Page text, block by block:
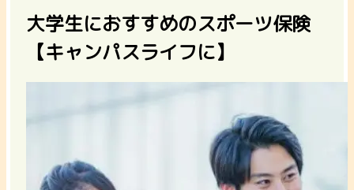
大学生におすすめのスポーツ保険
【キャンパスライフに】